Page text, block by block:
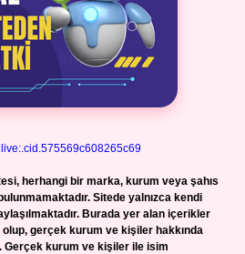
herhangi bir marka, kurum veya şahıs
Sitede yalnızca kendi
Burada yer alan içerikler
gerçek kurum ve kişiler hakkında
Gerçek kurum ve kişiler ile isim